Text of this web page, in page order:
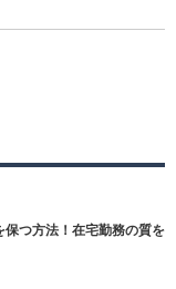
保つ方法！在宅勤務の質を